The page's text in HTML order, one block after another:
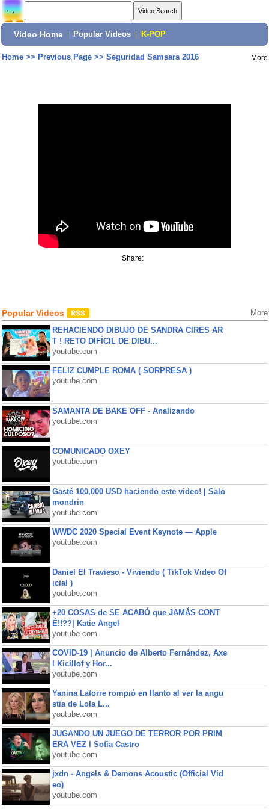
Video Home Popular Videos K-POP
Home>> Previous Page>> Seguridad Samsara 2016 More
Share:
Popular Videos More
REHACIENDO DIBUJO DE SANDRA CIRES AR
T ! RETO DIFÍCIL DE DIBU...
youtube.com
FELIZ CUMPLE ROMA ( SORPRESA )
youtube.com
SAMANTA DE BAKE OFF - Analizando
youtube.com
COMUNICADO OXEY
youtube.com
Gasté 100,000 USD haciendo este video! | Salo
mondrin
youtube.com
WWDC 2020 Special Event Keynote — Apple
youtube.com
Daniel El Travieso - Viviendo ( TikTok Video Of
icial )
youtube.com
+20 COSAS de SE ACABÓ que JAMÁS CONT
É!!??| Katie Angel
youtube.com
COVID-19 | Anuncio de Alberto Fernández, Axe
l Kicillof y Hor...
youtube.com
Yanina Latorre rompió en llanto al ver la angu
stia de Lola L...
youtube.com
JUGANDO UN JUEGO DE TERROR POR PRIM
ERA VEZ l Sofia Castro
youtube.com
jxdn - Angels & Demons Acoustic (Official Vid
eo)
youtube.com